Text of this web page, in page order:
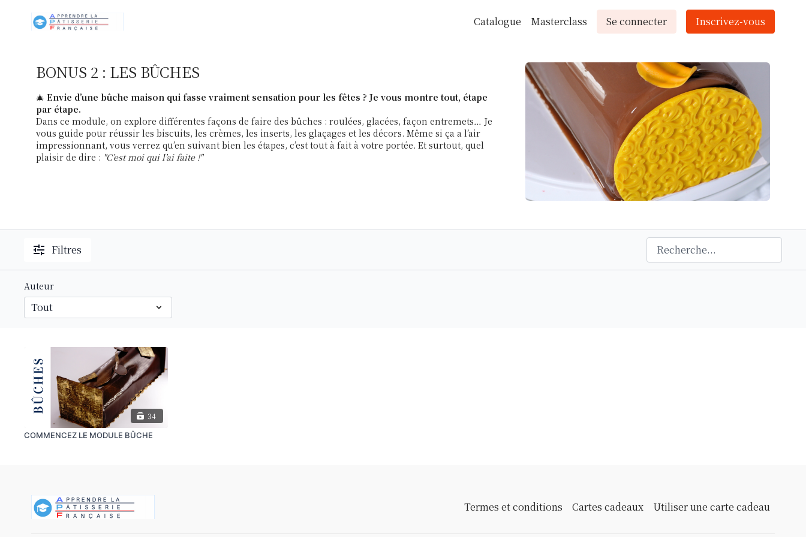
Catalogue Masterclass Se connecter Inscrivez-vous
BONUS 2 : LES BÛCHES
🎄Envie d’une bûche maison qui fasse vraiment sensation pour les fêtes ? Je vous montre tout, étape
par étape.
Dans ce module, on explore différentes façons de faire des bûches : roulées, glacées, façon entremets… Je
vous guide pour réussir les biscuits, les crèmes, les inserts, les glaçages et les décors. Même si ça a l’air
impressionnant, vous verrez qu’en suivant bien les étapes, c’est tout à fait à votre portée. Et surtout, quel
plaisir de dire : "C’est moi qui l’ai faite !"
Filtres
Auteur
34
COMMENCEZ LE MODULE BÛCHE
Termes et conditions Cartes cadeaux Utiliser une carte cadeau